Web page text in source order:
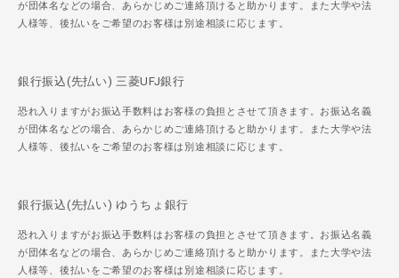
が団体名などの場合、あらかじめご連絡頂けると助かります。また大学や法
人様等、後払いをご希望のお客様は別途相談に応じます。
銀行振込(先払い) 三菱UFJ銀行
恐れ入りますがお振込手数料はお客様の負担とさせて頂きます。お振込名義
が団体名などの場合、あらかじめご連絡頂けると助かります。また大学や法
人様等、後払いをご希望のお客様は別途相談に応じます。
銀行振込(先払い) ゆうちょ銀行
恐れ入りますがお振込手数料はお客様の負担とさせて頂きます。お振込名義
が団体名などの場合、あらかじめご連絡頂けると助かります。また大学や法
人様等、後払いをご希望のお客様は別途相談に応じます。